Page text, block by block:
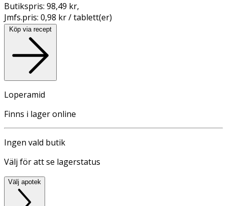
Butikspris: 98,49 kr,
Jmfs.pris: 0,98 kr / tablett(er)
Köp via recept
Loperamid
Finns i lager online
Ingen vald butik
Välj för att se lagerstatus
Välj apotek